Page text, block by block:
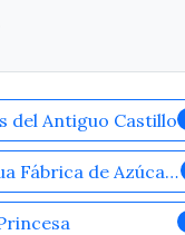
del Antiguo Castillo
Antigua Fábrica de Azúcar Nuestra Señora del Carmen